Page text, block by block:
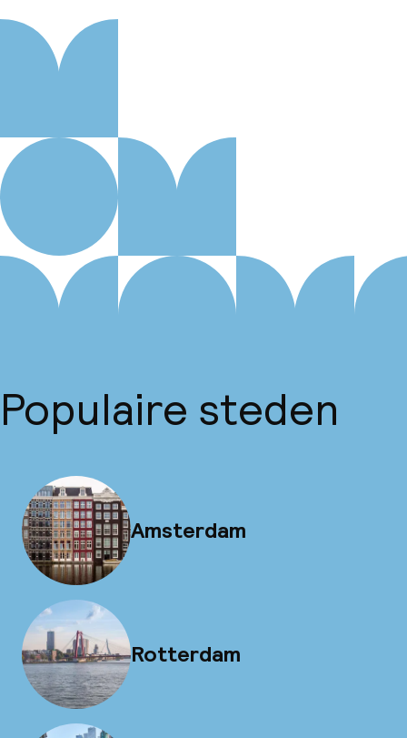
Populaire steden
Amsterdam
Rotterdam